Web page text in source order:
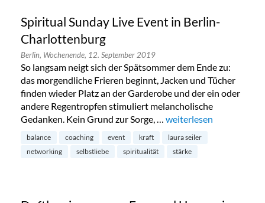
Spiritual Sunday Live Event in Berlin-
Charlottenburg
Berlin, Wochenende, 12. September 2019
So langsam neigt sich der Spätsommer dem Ende zu:
das morgendliche Frieren beginnt, Jacken und Tücher
finden wieder Platz an der Garderobe und der ein oder
andere Regentropfen stimuliert melancholische
Gedanken. Kein Grund zur Sorge, … „Spiritual Sunday Live
weiterlesen
balance coaching event kraft
laura seiler
networking
selbstliebe spiritualität stärke